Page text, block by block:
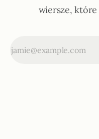
wiersze, które